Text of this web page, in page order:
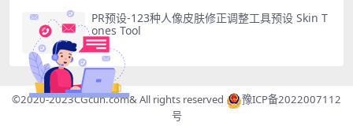
PR预设-123种人像皮肤修正调整工具预设 Skin T
ones Tool
©2020-2023CGcun.com& All rights reserved
豫ICP备2022007112
号